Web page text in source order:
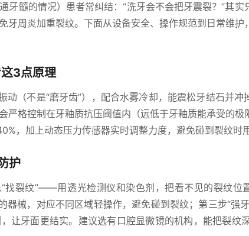
牙髓的情况）患者常纠结：“洗牙会不会把牙震裂？”其实
牙周炎加重裂纹。下面从设备安全、操作规范到日常维护
3点原理
（不是“磨牙齿”），配合水雾冷却，能震松牙结石并冲
严格控制在牙釉质抗压阈值内（远低于牙釉质能承受的极
，加上动态压力传感器实时调整力度，避免碰到裂纹时
护
“找裂纹”——用透光检测仪和染色剂，把看不见的裂纹位
器械，对应不同区域轻操作，避免碰到裂纹；第三步“强
让牙面更结实。建议选有口腔显微镜的机构，能把裂纹